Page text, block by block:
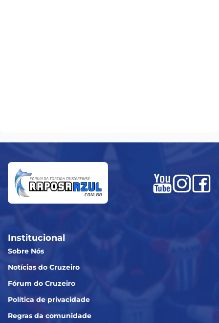
Institucional
Sobre Nós
Notícias do Cruzeiro
Fórum do Cruzeiro
Política de privacidade
Regras da comunidade